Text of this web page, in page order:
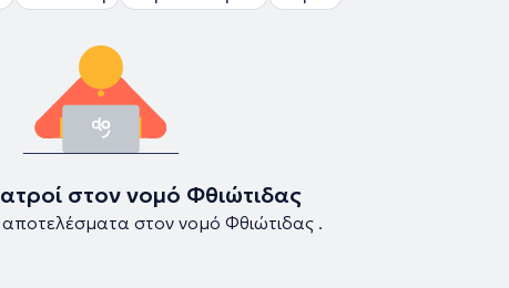
στον νομό Φθιώτιδας
στον νομό Φθιώτιδας .